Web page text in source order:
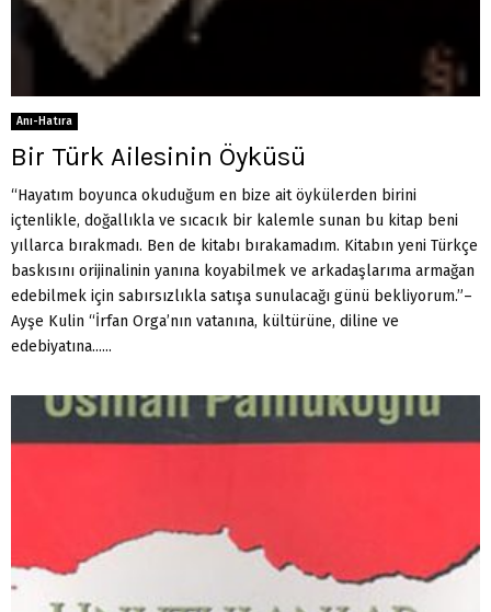
Anı-Hatıra
Bir Türk Ailesinin Öyküsü
“Hayatım boyunca okuduğum en bize ait öykülerden birini
içtenlikle, doğallıkla ve sıcacık bir kalemle sunan bu kitap beni
yıllarca bırakmadı. Ben de kitabı bırakamadım. Kitabın yeni Türkçe
baskısını orijinalinin yanına koyabilmek ve arkadaşlarıma armağan
edebilmek için sabırsızlıkla satışa sunulacağı günü bekliyorum.”–
Ayşe Kulin “İrfan Orga’nın vatanına, kültürüne, diline ve
edebiyatına......